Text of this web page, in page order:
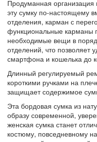
Продуманная организация
эту сумку по-настоящему
отделения, карман с
функциональные карманы
необходимые вещи в
отделений, что позволяет
смартфона и кошелька до
Длинный регулируемый
короткими ручками на
защищает содержимое
Эта бордовая сумка из
образу современной,
женская сумка станет
костюму, повседневному